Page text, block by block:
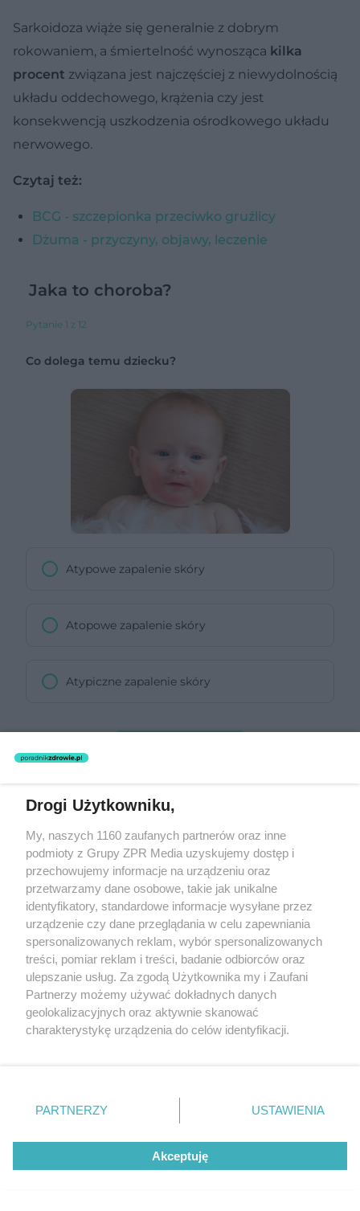
Sarkoidoza wiąże się generalnie z dobrym
rokowaniem, a śmiertelność wynosząca kilka
procent związana jest najczęściej z niewydolnością
układu oddechowego, krążenia czy jest
konsekwencją uszkodzenia ośrodkowego układu
nerwowego.
Czytaj też:
BCG - szczepionka przeciwko gruźlicy
Dżuma - przyczyny, objawy, leczenie
Jaka to choroba?
Pytanie 1 z 12
Co dolega temu dziecku?
Atypowe zapalenie skóry
Atopowe zapalenie skóry
Atypiczne zapalenie skóry
Serwis PoradnikZdrowie.pl ma charakter edukacyjny, nie stanowi i
starań, aby informacje w nim zawarte były poprawne merytorycznie,
jednakże decyzja dotycząca leczenia należy do lekarza. Redakcja i
wydawca serwisu nie ponoszą odpowiedzialności wynikającej z
zastosowania informacji zamieszczonych na stronach serwisu, który
nie prowadzi działalności leczniczej polegającej na udzielaniu
świadczeń zdrowotnych w rozumieniu art. 3 ust 1 ustawy o
działalności leczniczej.
NASI PARTNERZY POLECAJĄ
Drogi Użytkowniku,
My, naszych 1160 zaufanych partnerów oraz inne
podmioty z Grupy ZPR Media uzyskujemy dostęp i
przechowujemy informacje na urządzeniu oraz
przetwarzamy dane osobowe, takie jak unikalne
identyfikatory, standardowe informacje wysyłane przez
urządzenie czy dane przeglądania w celu zapewniania
spersonalizowanych reklam, wybór spersonalizowanych
treści, pomiar reklam i treści, badanie odbiorców oraz
ulepszanie usług. Za zgodą Użytkownika my i Zaufani
Partnerzy możemy używać dokładnych danych
geolokalizacyjnych oraz aktywnie skanować
charakterystykę urządzenia do celów identyfikacji.
zmienić/wycofać klikając przycisk ustawień prywatności
znajdujący się w lewym dolnym rogu strony
rodzaje przetwarzania danych nie wymagają zgody
użytkownika, ale masz prawo sprzeciwić się takiemu
przetwarzaniu. Preferencje będą miały zastosowanie tylko
PARTNERZY USTAWIENIA
Akceptuję